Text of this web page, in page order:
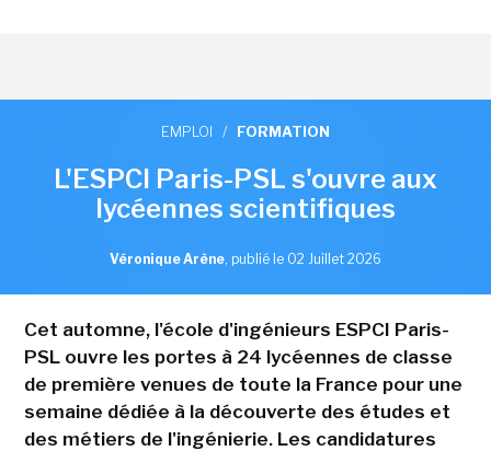
EMPLOI / FORMATION
L'ESPCI Paris-PSL s'ouvre aux
lycéennes scientifiques
Véronique Arène, publié le 02 Juillet 2026
Cet automne, l'école d'ingénieurs ESPCI Paris-
PSL ouvre les portes à 24 lycéennes de classe
de première venues de toute la France pour une
semaine dédiée à la découverte des études et
des métiers de l'ingénierie. Les candidatures